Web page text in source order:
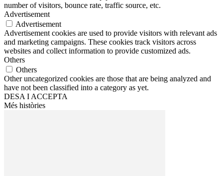
number of visitors, bounce rate, traffic source, etc.
Advertisement
Advertisement
Advertisement cookies are used to provide visitors with relevant ads
and marketing campaigns. These cookies track visitors across
websites and collect information to provide customized ads.
Others
Others
Other uncategorized cookies are those that are being analyzed and
have not been classified into a category as yet.
DESA I ACCEPTA
Més històries